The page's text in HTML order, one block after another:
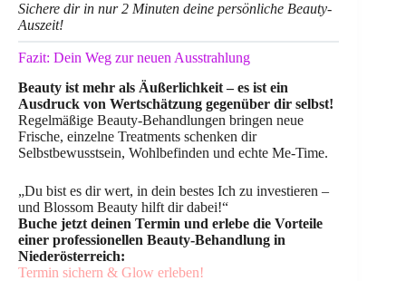
Sichere dir in nur 2 Minuten deine persönliche Beauty-
Auszeit!
Fazit: Dein Weg zur neuen Ausstrahlung
Beauty ist mehr als Äußerlichkeit – es ist ein
Ausdruck von Wertschätzung gegenüber dir selbst!
Regelmäßige Beauty-Behandlungen bringen neue
Frische, einzelne Treatments schenken dir
Selbstbewusstsein, Wohlbefinden und echte Me-Time.
„Du bist es dir wert, in dein bestes Ich zu investieren –
und Blossom Beauty hilft dir dabei!“
Buche jetzt deinen Termin und erlebe die Vorteile
einer professionellen Beauty-Behandlung in
Niederösterreich:
Termin sichern & Glow erleben!